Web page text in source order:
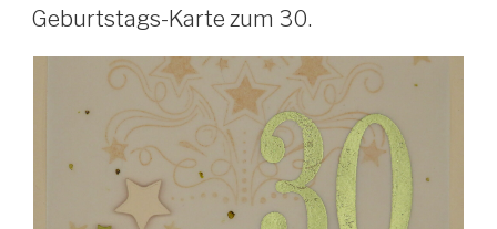
AM
Geburtstags-Karte zum 30.